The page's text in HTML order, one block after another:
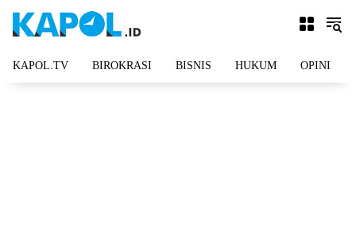
KAPOL.TV BIROKRASI BISNIS HUKUM OPINI